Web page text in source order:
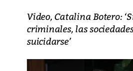
Video, Catalina Botero:
criminales, las
suicidarse’